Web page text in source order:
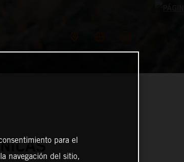
para el
navegación del sitio,